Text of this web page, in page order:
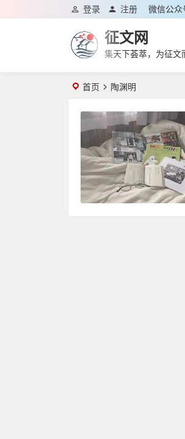
微信公
登录 注册
征文网
集天下荟萃，为征文
首页 陶渊明